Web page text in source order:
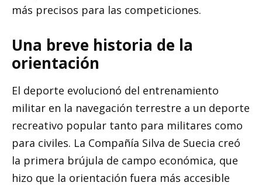
más precisos para las competiciones.
Una breve historia de la
orientación
El deporte evolucionó del entrenamiento
militar en la navegación terrestre a un deporte
recreativo popular tanto para militares como
para civiles. La Compañía Silva de Suecia creó
la primera brújula de campo económica, que
hizo que la orientación fuera más accesible